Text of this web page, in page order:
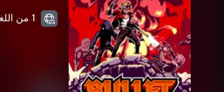
1 من اللغات المدعمة